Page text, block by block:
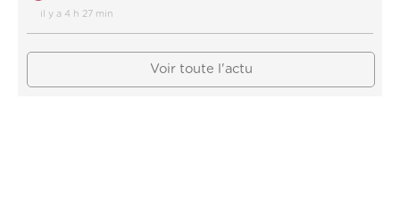
il y a 4 h 27 min
Voir toute l'actu